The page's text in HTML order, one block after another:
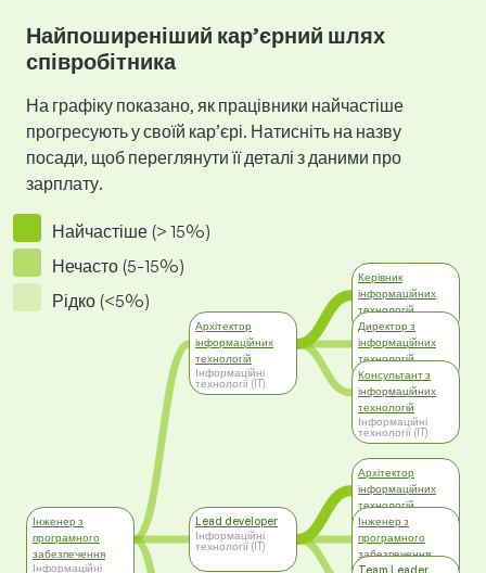
Найпоширеніший кар’єрний шлях
співробітника
На графіку показано, як працівники найчастіше
прогресують у своїй кар’єрі. Натисніть на назву
посади, щоб переглянути її деталі з даними про
зарплату.
Найчастіше (> 15%)
Нечасто (5-15%)
Рідко (<5%)
Інженер з
програмного
забезпечення
Інформаційні
Архітектор
інформаційних
технологій
Інформаційні
технології (IT)
Lead developer
Інформаційні
технології (IT)
Керівник
інформаційних
технологій
Менеджмент
Директор з
інформаційних
технологій
Топ-менеджмент
Консультант з
інформаційних
технологій
Інформаційні
технології (IT)
Архітектор
інформаційних
технологій
Інформаційні
технології (IT)
Інженер з
програмного
забезпечення
Інформаційні
Team Leader